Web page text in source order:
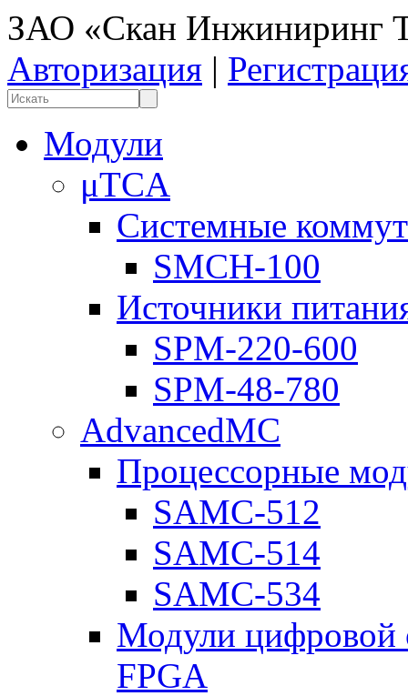
ЗАО «Скан Инжиниринг
Авторизация |
Модули
μTCA
Системные
SMCH-100
Источники
SPM-220-600
SPM-48-780
AdvancedMC
Процессорные
SAMC-512
SAMC-514
SAMC-534
Модули цифровой
FPGA